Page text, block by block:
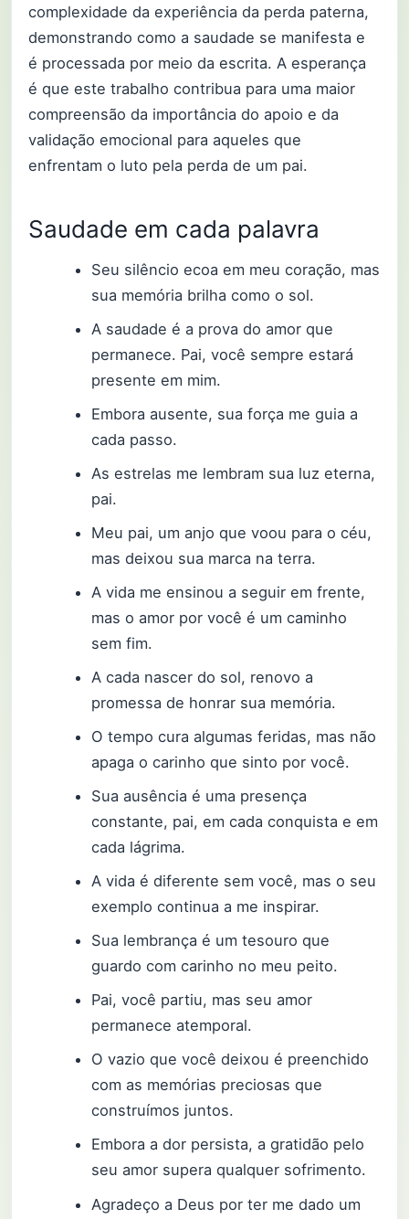
complexidade da experiência da perda paterna,
demonstrando como a saudade se manifesta e
é processada por meio da escrita. A esperança
é que este trabalho contribua para uma maior
compreensão da importância do apoio e da
validação emocional para aqueles que
enfrentam o luto pela perda de um pai.
Saudade em cada palavra
Seu silêncio ecoa em meu coração, mas
sua memória brilha como o sol.
A saudade é a prova do amor que
permanece. Pai, você sempre estará
presente em mim.
Embora ausente, sua força me guia a
cada passo.
As estrelas me lembram sua luz eterna,
pai.
Meu pai, um anjo que voou para o céu,
mas deixou sua marca na terra.
A vida me ensinou a seguir em frente,
mas o amor por você é um caminho
sem fim.
A cada nascer do sol, renovo a
promessa de honrar sua memória.
O tempo cura algumas feridas, mas não
apaga o carinho que sinto por você.
Sua ausência é uma presença
constante, pai, em cada conquista e em
cada lágrima.
A vida é diferente sem você, mas o seu
exemplo continua a me inspirar.
Sua lembrança é um tesouro que
guardo com carinho no meu peito.
Pai, você partiu, mas seu amor
permanece atemporal.
O vazio que você deixou é preenchido
com as memórias preciosas que
construímos juntos.
Embora a dor persista, a gratidão pelo
seu amor supera qualquer sofrimento.
Agradeço a Deus por ter me dado um